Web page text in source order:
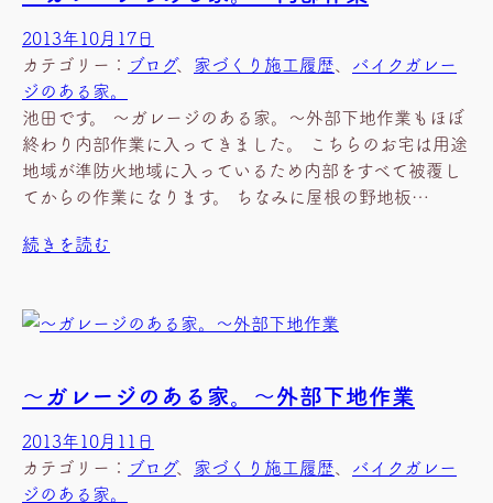
2013年10月17日
カテゴリー： ブログ、 家づくり施工履歴、 バイクガレー
ジのある家。
池田です。 ～ガレージのある家。～外部下地作業もほぼ
終わり内部作業に入ってきました。 こちらのお宅は用途
地域が準防火地域に入っているため内部をすべて被覆し
てからの作業になります。 ちなみに屋根の野地板…
続きを読む
～ガレージのある家。～外部下地作業
2013年10月11日
カテゴリー： ブログ、 家づくり施工履歴、 バイクガレー
ジのある家。